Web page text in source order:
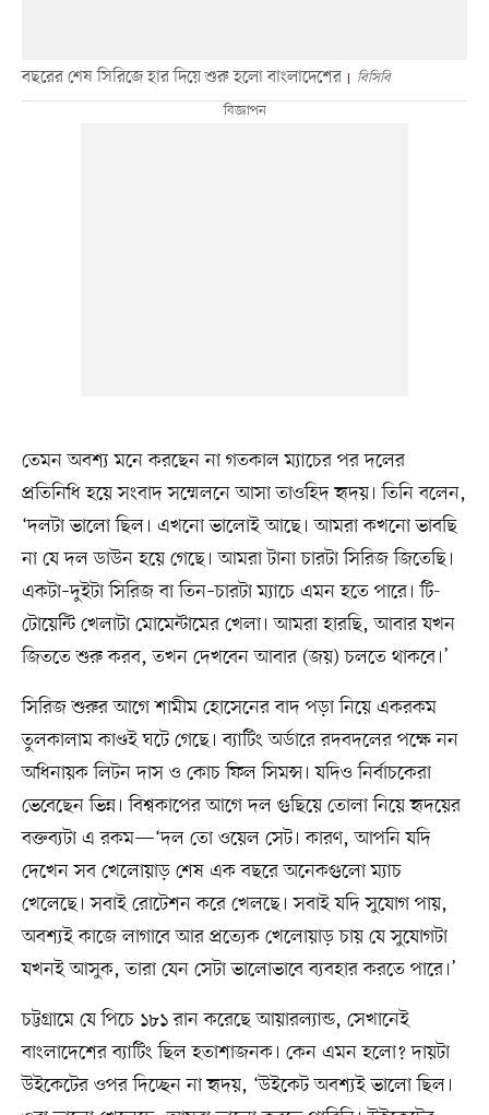
বছরের শেষ সিরিজে হার দিয়ে শুরু হলো বাংলাদেশের বিসিবি
তেমন অবশ্য মনে করছেন না গতকাল ম্যাচের পর দলের
প্রতিনিধি হয়ে সংবাদ সম্মেলনে আসা তাওহিদ হৃদয়। তিনি বলেন,
‘দলটা ভালো ছিল। এখনো ভালোই আছে। আমরা কখনো ভাবছি
না যে দল ডাউন হয়ে গেছে। আমরা টানা চারটা সিরিজ জিতেছি।
একটা–দুইটা সিরিজ বা তিন–চারটা ম্যাচে এমন হতে পারে। টি-
টোয়েন্টি খেলাটা মোমেন্টামের খেলা। আমরা হারছি, আবার যখন
জিততে শুরু করব, তখন দেখবেন আবার (জয়) চলতে থাকবে।’
সিরিজ শুরুর আগে শামীম হোসেনের বাদ পড়া নিয়ে একরকম
তুলকালাম কাণ্ডই ঘটে গেছে। ব্যাটিং অর্ডারে রদবদলের পক্ষে নন
অধিনায়ক লিটন দাস ও কোচ ফিল সিমন্স। যদিও নির্বাচকেরা
ভেবেছেন ভিন্ন। বিশ্বকাপের আগে দল গুছিয়ে তোলা নিয়ে হৃদয়ের
বক্তব্যটা এ রকম—‘দল তো ওয়েল সেট। কারণ, আপনি যদি
দেখেন সব খেলোয়াড় শেষ এক বছরে অনেকগুলো ম্যাচ
খেলেছে। সবাই রোটেশন করে খেলছে। সবাই যদি সুযোগ পায়,
অবশ্যই কাজে লাগাবে আর প্রত্যেক খেলোয়াড় চায় যে সুযোগটা
যখনই আসুক, তারা যেন সেটা ভালোভাবে ব্যবহার করতে পারে।’
চট্টগ্রামে যে পিচে ১৮১ রান করেছে আয়ারল্যান্ড, সেখানেই
বাংলাদেশের ব্যাটিং ছিল হতাশাজনক। কেন এমন হলো? দায়টা
উইকেটের ওপর দিচ্ছেন না হৃদয়, ‘উইকেট অবশ্যই ভালো ছিল।